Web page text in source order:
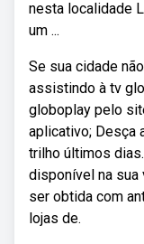
nesta localidade
um ...
Se sua cidade
assistindo à tv
globoplay pelo
aplicativo; Desça
trilho últimos
disponível na sua
ser obtida com
lojas de.